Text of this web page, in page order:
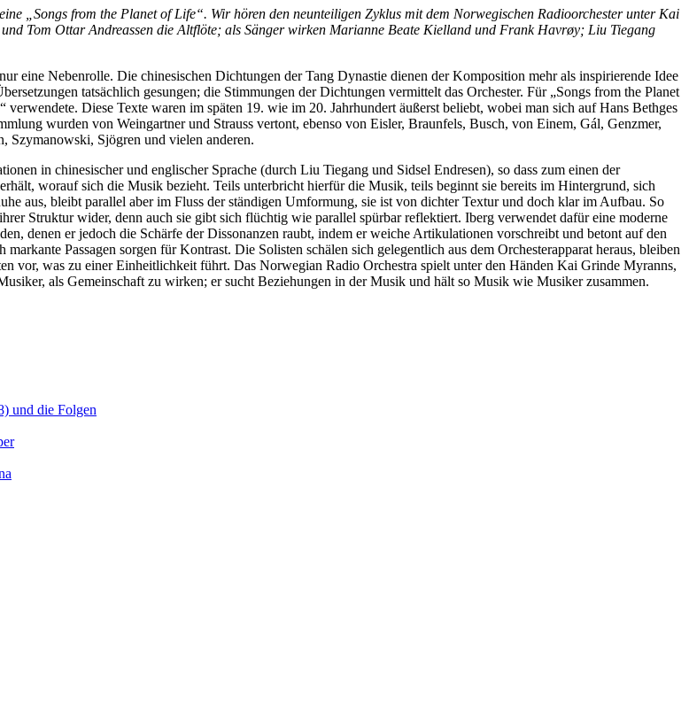
„Songs from the Planet of Life“. Wir hören den neunteiligen Zyklus mit dem Norwegischen Radioorchester unter Kai
Tom Ottar Andreassen die Altflöte; als Sänger wirken Marianne Beate Kielland und Frank Havrøy; Liu Tiegang
eine Nebenrolle. Die chinesischen Dichtungen der Tang Dynastie dienen der Komposition mehr als inspirierende Idee
tatsächlich gesungen; die Stimmungen der Dichtungen vermittelt das Orchester. Für „Songs from the Planet
Diese Texte waren im späten 19. wie im 20. Jahrhundert äußerst beliebt, wobei man sich auf Hans Bethges
wurden von Weingartner und Strauss vertont, ebenso von Eisler, Braunfels, Busch, von Einem, Gál, Genzmer,
Szymanowski, Sjögren und vielen anderen.
in chinesischer und englischer Sprache (durch Liu Tiegang und Sidsel Endresen), so dass zum einen der
worauf sich die Musik bezieht. Teils unterbricht hierfür die Musik, teils beginnt sie bereits im Hintergrund, sich
aus, bleibt parallel aber im Fluss der ständigen Umformung, sie ist von dichter Textur und doch klar im Aufbau. So
Struktur wider, denn auch sie gibt sich flüchtig wie parallel spürbar reflektiert. Iberg verwendet dafür eine moderne
denen er jedoch die Schärfe der Dissonanzen raubt, indem er weiche Artikulationen vorschreibt und betont auf den
Passagen sorgen für Kontrast. Die Solisten schälen sich gelegentlich aus dem Orchesterapparat heraus, bleiben
vor, was zu einer Einheitlichkeit führt. Das Norwegian Radio Orchestra spielt unter den Händen Kai Grinde Myranns,
als Gemeinschaft zu wirken; er sucht Beziehungen in der Musik und hält so Musik wie Musiker zusammen.
und die Folgen